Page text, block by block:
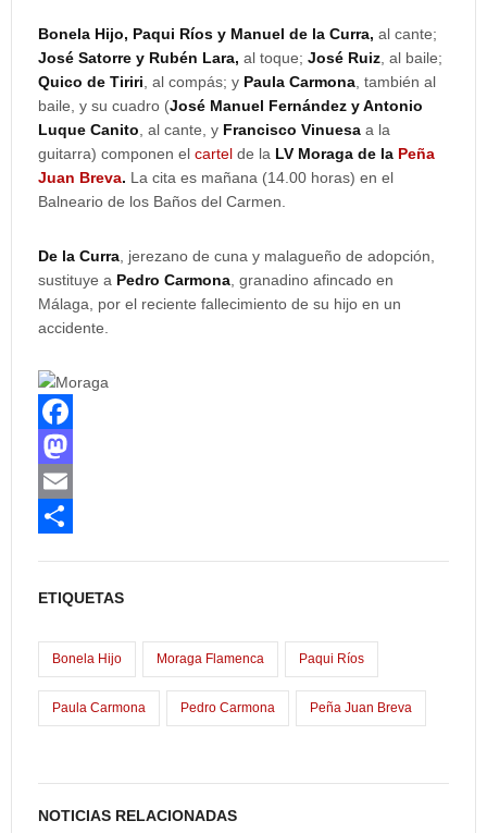
Bonela Hijo, Paqui Ríos y Manuel de la Curra, al cante;
José Satorre y Rubén Lara, al toque; José Ruiz , al baile;
Quico de Tiriri , al compás; y Paula Carmona , también al
baile, y su cuadro (José Manuel Fernández y Antonio
Luque Canito , al cante, y Francisco Vinuesa a la
guitarra) componen el cartel de la LV Moraga de la Peña
Juan Breva. La cita es mañana (14.00 horas) en el
Balneario de los Baños del Carmen.
De la Curra , jerezano de cuna y malagueño de adopción,
sustituye a Pedro Carmona , granadino afincado en
Málaga, por el reciente fallecimiento de su hijo en un
accidente.
F
a
c
k
M
a
o
n
E
a
r
ETIQUETAS
Bonela Hijo Moraga Flamenca Paqui Ríos
Paula Carmona Pedro Carmona Peña Juan Breva
NOTICIAS RELACIONADAS